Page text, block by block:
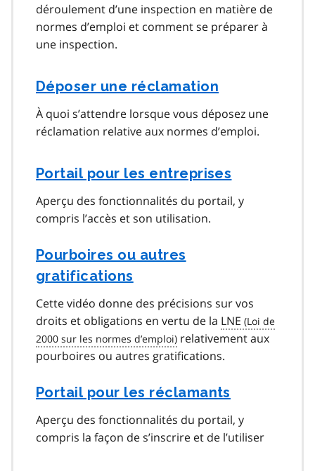
déroulement d’une inspection en matière de
normes d’emploi et comment se préparer à
une inspection.
Déposer une réclamation
À quoi s’attendre lorsque vous déposez une
réclamation relative aux normes d’emploi.
Portail pour les entreprises
Aperçu des fonctionnalités du portail, y
compris l’accès et son utilisation.
Pourboires ou autres
gratifications
Cette vidéo donne des précisions sur vos
droits et obligations en vertu de la LNE
relativement aux
pourboires ou autres gratifications.
Portail pour les réclamants
Aperçu des fonctionnalités du portail, y
compris la façon de s’inscrire et de l’utiliser